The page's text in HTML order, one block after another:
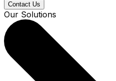
Contact Us
Our Solutions